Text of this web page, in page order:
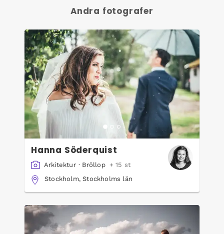
Andra fotografer
Hanna Söderquist
Arkitektur · Bröllop
+ 15 st
Stockholm, Stockholms län